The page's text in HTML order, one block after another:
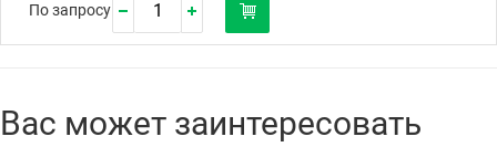
По запросу
Вас может заинтересовать